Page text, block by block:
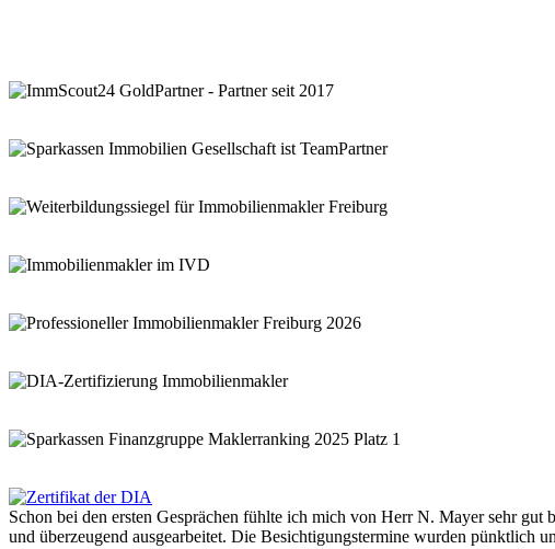
Schon bei den ersten Gesprächen fühlte ich mich von Herr N. Mayer sehr
und überzeugend ausgearbeitet. Die Besichtigungstermine wurden pünktlich